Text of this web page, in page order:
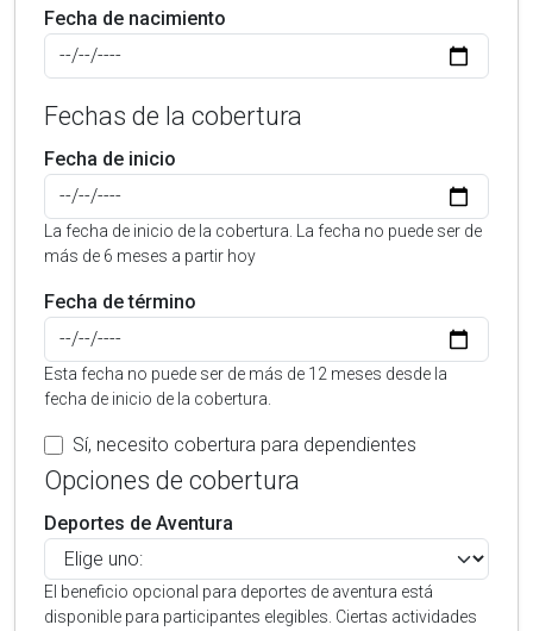
Fecha de nacimiento
Fechas de la cobertura
Fecha de inicio
La fecha de inicio de la cobertura. La fecha no puede ser de
más de 6 meses a partir hoy
Fecha de término
Esta fecha no puede ser de más de 12 meses desde la
fecha de inicio de la cobertura.
Sí, necesito cobertura para dependientes
Opciones de cobertura
Deportes de Aventura
El beneficio opcional para deportes de aventura está
disponible para participantes elegibles. Ciertas actividades